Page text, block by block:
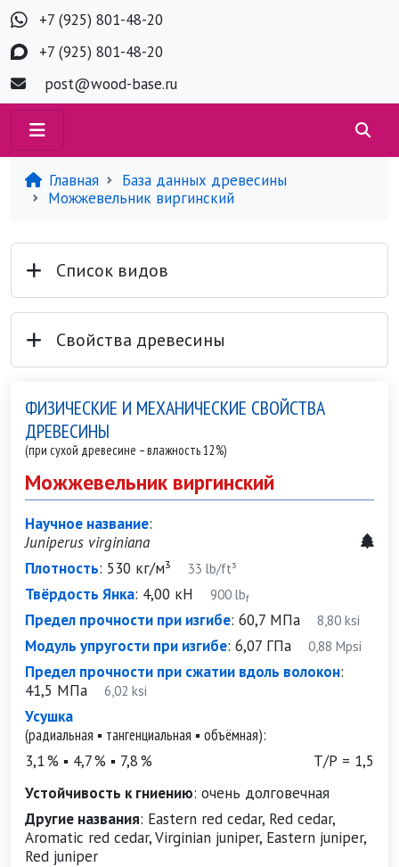
+7 (925) 801-48-20
+7 (925) 801-48-20
post@wood-base.ru
Главная
База данных древесины
Можжевельник виргинский
Список видов
Свойства древесины
ФИЗИЧЕСКИЕ И МЕХАНИЧЕСКИЕ СВОЙСТВА
ДРЕВЕСИНЫ
(при сухой древесине – влажность 12%)
Можжевельник виргинский
Научное название:
Juniperus virginiana
Плотность: 530 кг/м³ 33 lb/ft³
Твёрдость Янка: 4,00 кН 900 lbf
Предел прочности при изгибе: 60,7 МПа 8,80 ksi
Модуль упругости при изгибе: 6,07 ГПа 0,88 Mpsi
Предел прочности при сжатии вдоль волокон:
41,5 МПа 6,02 ksi
Усушка
(радиальная ▪ тангенциальная ▪ объёмная):
3,1 % ▪ 4,7 % ▪ 7,8 %
Т/Р = 1,5
Устойчивость к гниению: очень долговечная
Другие названия: Eastern red cedar, Red cedar,
Aromatic red cedar, Virginian juniper, Eastern juniper,
Red juniper